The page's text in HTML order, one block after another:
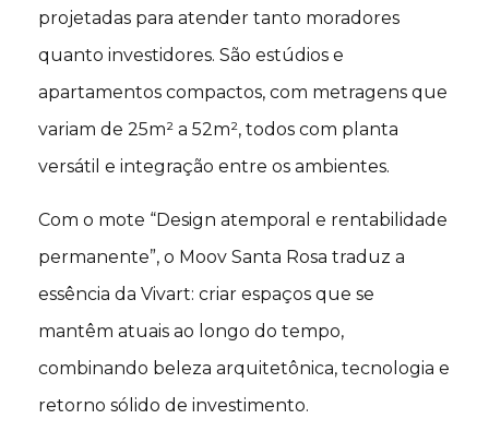
projetadas para atender tanto moradores
quanto investidores. São estúdios e
apartamentos compactos, com metragens que
variam de 25m² a 52m², todos com planta
versátil e integração entre os ambientes.
Com o mote “Design atemporal e rentabilidade
permanente”, o Moov Santa Rosa traduz a
essência da Vivart: criar espaços que se
mantêm atuais ao longo do tempo,
combinando beleza arquitetônica, tecnologia e
retorno sólido de investimento.